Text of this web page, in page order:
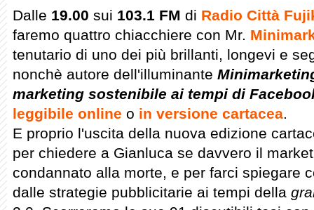
Dalle 19.00 sui 103.1 FM di Radio Città
faremo quattro chiacchiere con Mr.
tenutario di uno dei più brillanti, longevi e
nonchè autore dell'illuminante
marketing sostenibile ai tempi di
leggibile online o in versione cartacea.
E proprio l'uscita della nuova edizione
per chiedere a Gianluca se davvero il
condannato alla morte, e per farci spiegare
dalle strategie pubblicitarie ai tempi della